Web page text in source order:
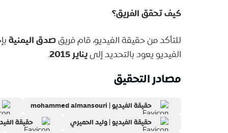
كيف تحقق الفريق؟
للتأكد من حقيقة الفيديو، قام فريقصدق اليمنية
الفيديو يعود بالتحديد إلىيناير 2015 .
مصادر التحقيق
حقيقة الفيديو | mohammed almansouri
حقيقة الفيديو | وليد الحميري
حقيقة